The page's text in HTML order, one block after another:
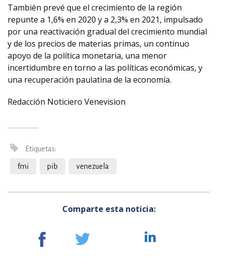
También prevé que el crecimiento de la región
repunte a 1,6% en 2020 y a 2,3% en 2021, impulsado
por una reactivación gradual del crecimiento mundial
y de los precios de materias primas, un continuo
apoyo de la política monetaria, una menor
incertidumbre en torno a las políticas económicas, y
una recuperación paulatina de la economía.
Redacción Noticiero Venevision
Etiquetas:
fmi pib venezuela
Comparte esta noticia: